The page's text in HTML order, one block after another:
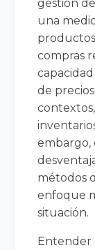
gestión
una
compras
de
embargo,
métodos
enfoque
situación.
Entender